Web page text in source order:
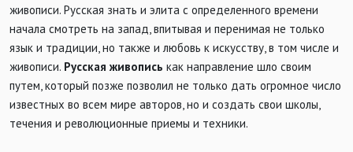
живописи. Русская знать и элита с определенного времени
начала смотреть на запад, впитывая и перенимая не только
язык и традиции, но также и любовь к искусству, в том числе и
живописи. Русская живопись как направление шло своим
путем, который позже позволил не только дать огромное число
известных во всем мире авторов, но и создать свои школы,
течения и революционные приемы и техники.